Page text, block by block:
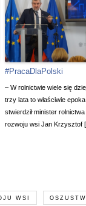
#PracaDlaPolski
– W rolnictwie wiele się
trzy lata to właściwie
stwierdził minister rolnictwa
rozwoju wsi Jan Krzysztof
WSI